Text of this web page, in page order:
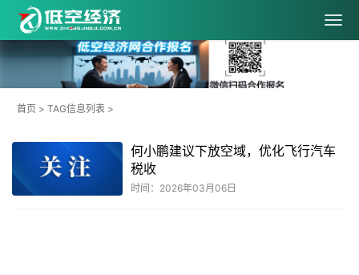
首页 > TAG信息列表 >
何小鹏建议下放空域，优化飞行汽车
税收
时间：2026年03月06日